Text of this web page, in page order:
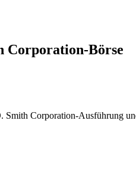
Corporation-Börse
Corporation-Ausführung